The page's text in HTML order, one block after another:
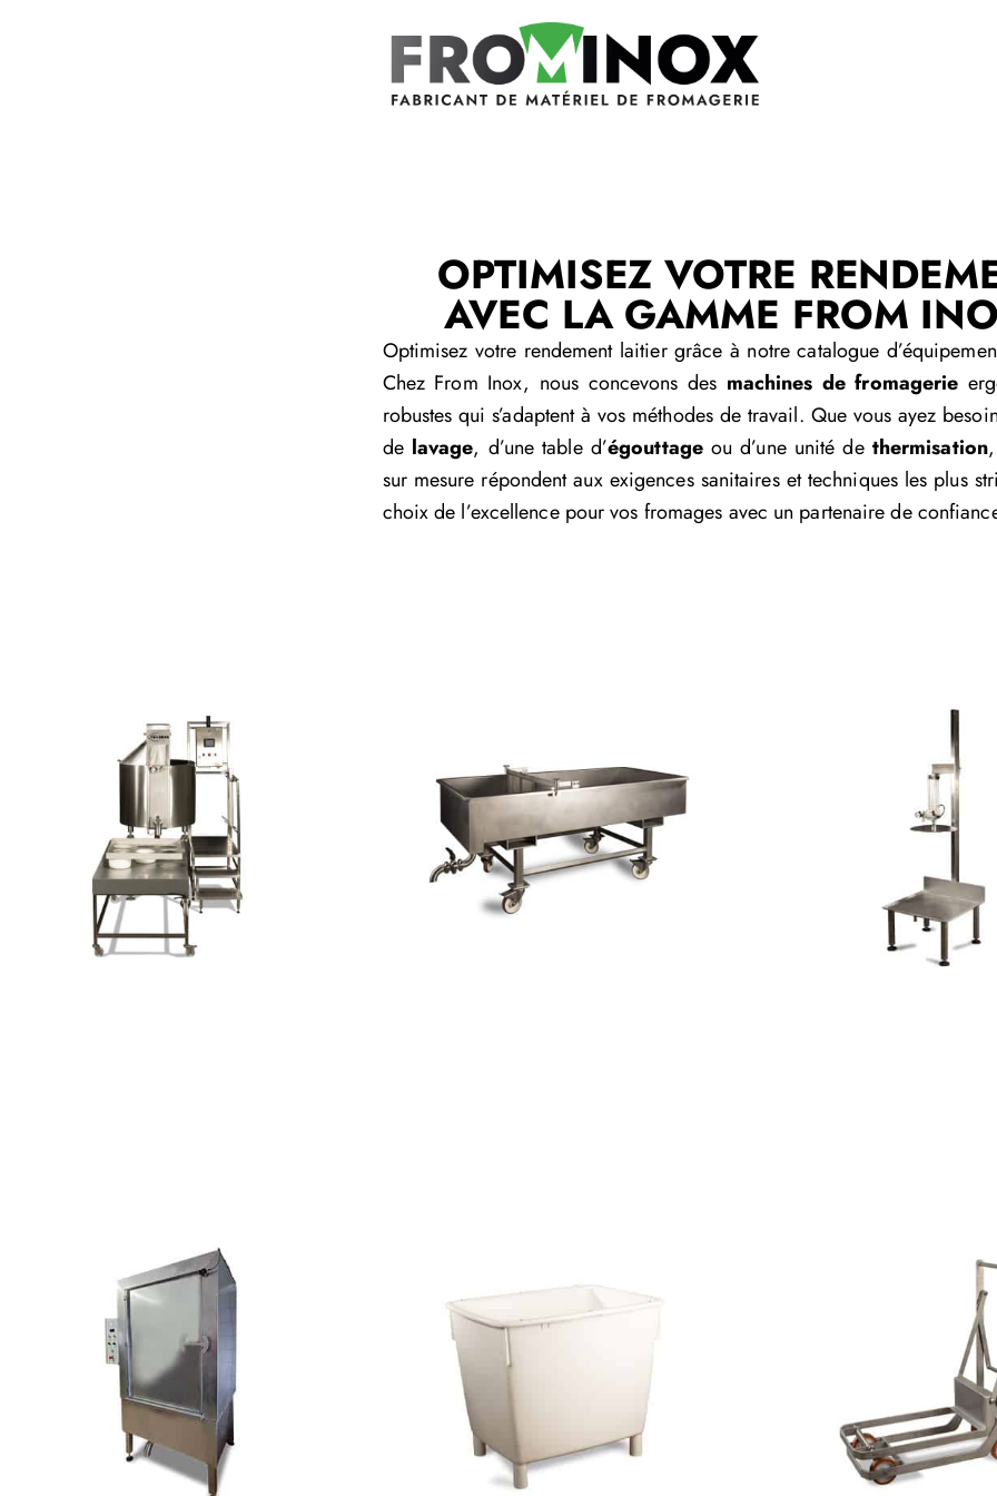
OPTIMISEZ VOTRE
AVEC LA GAMME FROM
Optimisez votre rendement laitier grâce à notre catalogue
Chez From Inox, nous concevons des machines de fromagerie
robustes qui s’adaptent à vos méthodes de travail. Que vous ayez
de lavage, d’une table d’égouttageou d’une unité de thermisation
sur mesure répondent aux exigences sanitaires et techniques les plus
choix de l’excellence pour vos fromages avec un partenaire de